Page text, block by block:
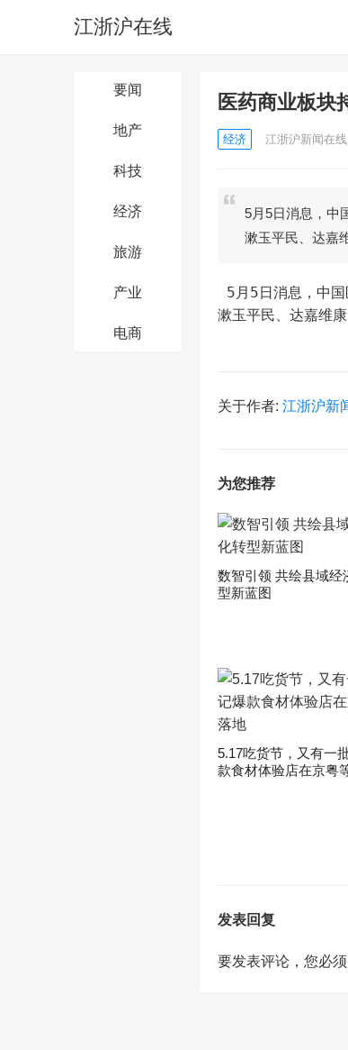
江浙沪在线
要闻
地产
科技
经济
旅游
产业
电商
医药商业板块
经济 江浙沪新闻在线
5月5日消息，中
漱玉平民、达嘉
漱玉平民、达嘉维
关于作者: 江浙沪新
为您推荐
数智引领 共绘县域经
型新蓝图
5.17吃货节，又有一
款食材体验店在京粤
发表回复
要发表评论，您必